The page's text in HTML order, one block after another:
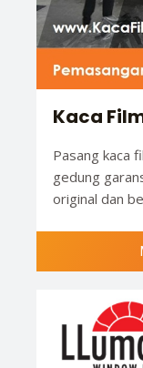
Kaca
Pasang kaca
gedung
original dan